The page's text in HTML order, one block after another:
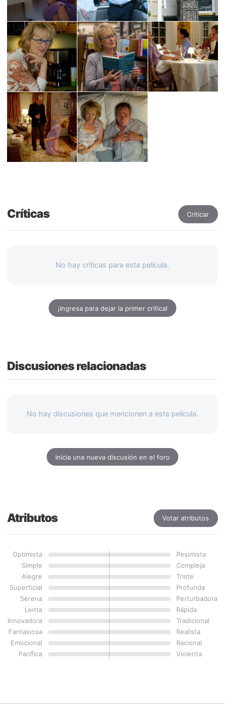
Críticas Criticar
No hay críticas para esta película.
¡Ingresa para dejar la primer crítica!
Discusiones relacionadas
No hay discusiones que mencionen a esta película.
Inicia una nueva discusión en el foro
Atributos Votar atributos
Optimista
Pesimista
Simple
Compleja
Alegre
Triste
Superficial
Profunda
Serena
Perturbadora
Lenta
Rápida
Innovadora
Tradicional
Fantasiosa
Realista
Emocional
Racional
Pacífica
Violenta